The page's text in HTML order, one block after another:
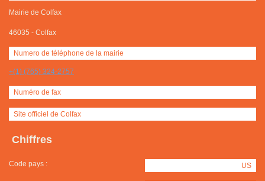
Mairie de Colfax
46035 - Colfax
Numero de téléphone de la mairie
+(1) (765) 324-2757
Numéro de fax
Site officiel de Colfax
Chiffres
Code pays : US